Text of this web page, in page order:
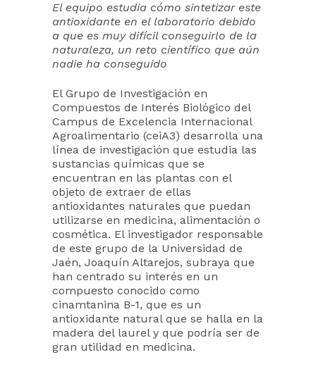
El equipo estudia cómo sintetizar este
antioxidante en el laboratorio debido
a que es muy difícil conseguirlo de la
naturaleza, un reto científico que aún
nadie ha conseguido
El Grupo de Investigación en
Compuestos de Interés Biológico del
Campus de Excelencia Internacional
Agroalimentario (ceiA3) desarrolla una
línea de investigación que estudia las
sustancias químicas que se
encuentran en las plantas con el
objeto de extraer de ellas
antioxidantes naturales que puedan
utilizarse en medicina, alimentación o
cosmética. El investigador responsable
de este grupo de la Universidad de
Jaén, Joaquín Altarejos, subraya que
han centrado su interés en un
compuesto conocido como
cinamtanina B-1, que es un
antioxidante natural que se halla en la
madera del laurel y que podría ser de
gran utilidad en medicina.